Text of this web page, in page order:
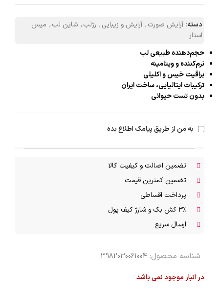
دسته: آرایش صورت, آرایش و زیبایی, رژلب, شاین لب, میس
استار
حجم‌دهنده طبیعی لب
نرم‌کننده و ویتامینه
براقیت خیس و اکلیلی
ترکیبات ایتالیایی، ساخت ایران
بدون تست حیوانی
به من از طریق پیامک اطلاع بده
تضمین اصالت و کیفیت کالا
تضمین کمترین قیمت
پرداخت اقساطی
۳٪ کش بک و شارژ کیف پول
ارسال سریع
شناسه محصول: 3982030061004
در انبار موجود نمی باشد